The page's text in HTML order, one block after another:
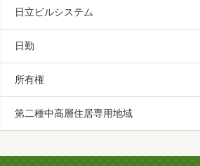
日立ビルシステム
日勤
所有権
第二種中高層住居専用地域